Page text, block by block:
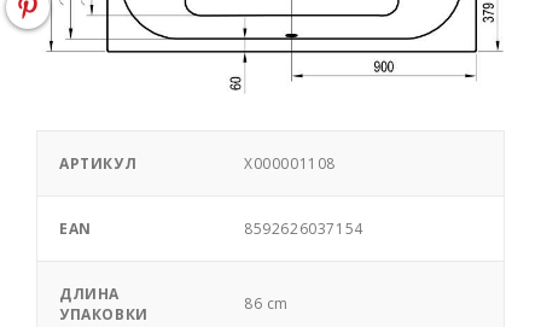
АРТИКУЛ X000001108
EAN 8592626037154
ДЛИНА
УПАКОВКИ
86 cm